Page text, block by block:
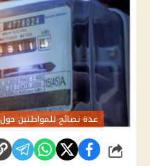
عدة نصائح للمواطنين
شارك